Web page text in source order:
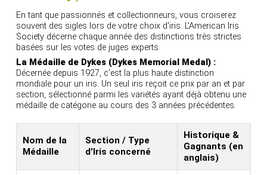
En tant que passionnés et collectionneurs, vous croiserez
souvent des sigles lors de votre choix d'iris. L'American Iris
Society décerne chaque année des distinctions très strictes
basées sur les votes de juges experts.
La Médaille de Dykes (Dykes Memorial Medal) :
Décernée depuis 1927, c'est la plus haute distinction
mondiale pour un iris. Un seul iris reçoit ce prix par an et par
section, sélectionné parmi les variétés ayant déjà obtenu une
médaille de catégorie au cours des 3 années précédentes.
Nom de la
Médaille
Section / Type
d'Iris concerné
Historique &
Gagnants (en
anglais)